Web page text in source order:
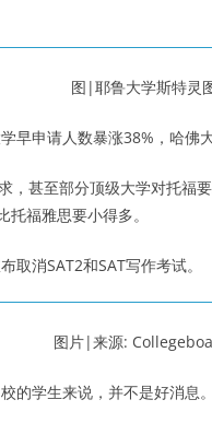
图|耶鲁大学斯特灵
早申请人数暴涨38%，哈佛
，甚至部分顶级大学对托福
福雅思要小得多。
取消SAT2和SAT写作考试。
图片|来源:
的学生来说，并不是好消息。